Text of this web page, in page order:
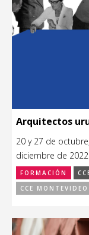
Arquitectos
20 y 27 de
diciembre de
FORMACIÓN
CCE